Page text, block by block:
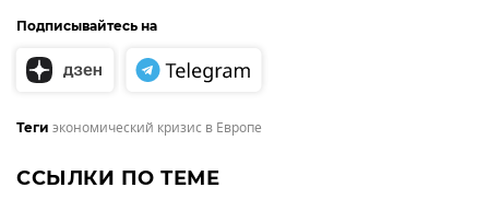
Подписывайтесь на
Теги экономический кризис в Европе
ССЫЛКИ ПО ТЕМЕ